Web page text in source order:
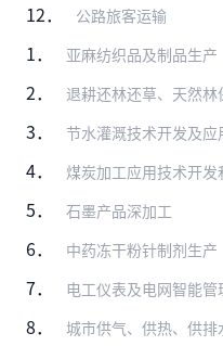
12． 公路旅客运输
1． 亚麻纺织品及制品生产
2． 退耕还林还草、天然林
3． 节水灌溉技术开发及应
4． 煤炭加工应用技术开发
5． 石墨产品深加工
6． 中药冻干粉针制剂生产
7． 电工仪表及电网智能
8． 城市供气、供热、供排水